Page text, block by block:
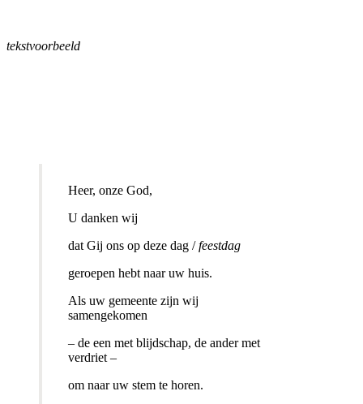
tekstvoorbeeld
Heer, onze God,
U danken wij
dat Gij ons op deze dag /feestdag
geroepen hebt naar uw huis.
Als uw gemeente zijn wij
samengekomen
– de een met blijdschap, de ander met
verdriet –
om naar uw stem te horen.